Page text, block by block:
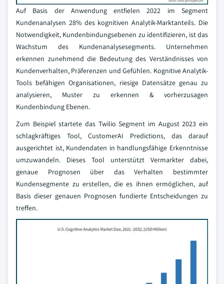
Auf Basis der Anwendung entfielen 2022 im Segment
Kundenanalysen 28% des kognitiven Analytik-Marktanteils. Die
Notwendigkeit, Kundenbindungsebenen zu identifizieren, ist das
Wachstum des Kundenanalysesegments. Unternehmen
erkennen zunehmend die Bedeutung des Verständnisses von
Kundenverhalten, Präferenzen und Gefühlen. Kognitive Analytik-
Tools befähigen Organisationen, riesige Datensätze genau zu
analysieren, Muster zu erkennen & vorherzusagen
Kundenbindung Ebenen.
Zum Beispiel startete das Twilio Segment im August 2023 ein
schlagkräftiges Tool, CustomerAI Predictions, das darauf
ausgerichtet ist, Kundendaten in handlungsfähige Erkenntnisse
umzuwandeln. Dieses Tool unterstützt Vermarkter dabei,
genaue Prognosen über das Verhalten bestimmter
Kundensegmente zu erstellen, die es ihnen ermöglichen, auf
Basis dieser genauen Prognosen fundierte Entscheidungen zu
treffen.